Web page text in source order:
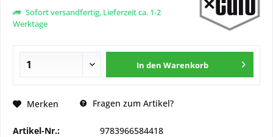
Sofort versandfertig, Lieferzeit ca. 1-2
Werktage
In den Warenkorb
Merken Fragen zum Artikel?
Artikel-Nr.:
9783966584418